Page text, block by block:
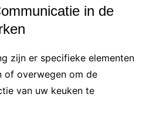
in de
zijn er specifieke elementen
of overwegen om de
van uw keuken te